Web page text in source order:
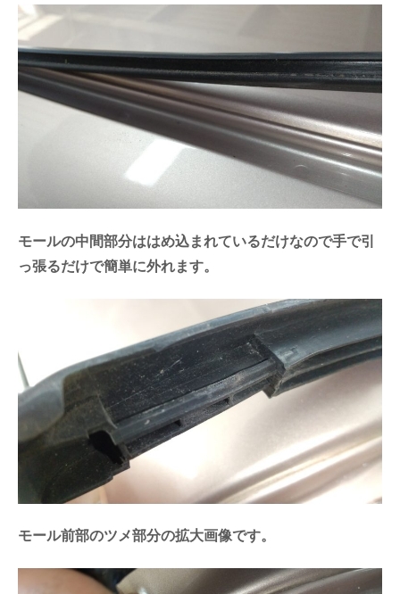
モールの中間部分ははめ込まれているだけなので手で引
っ張るだけで簡単に外れます。
モール前部のツメ部分の拡大画像です。